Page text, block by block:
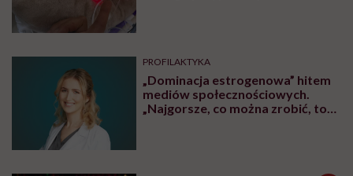
PROFILAKTYKA
„Dominacja estrogenowa” hitem
mediów społecznościowych.
„Najgorsze, co można zrobić, to